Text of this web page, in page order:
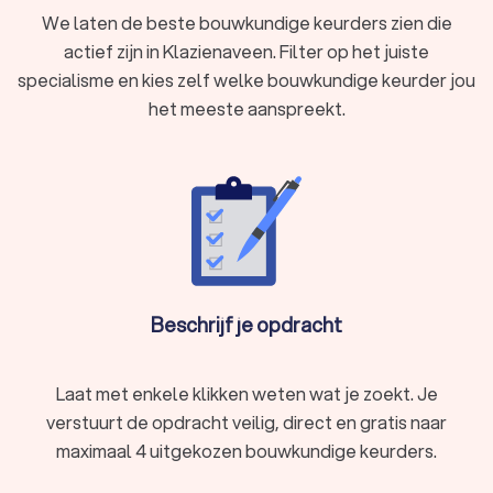
Hoe lang duurt een bouwkundige keuring?
Een bouwkundige keuring duurt gemiddeld twee tot drie uur,
afhankelijk van de grootte en complexiteit van het pand. Na
de keuring wordt het bouwkundig rapport meestal binnen een
paar dagen geleverd. Dit rapport geeft je een duidelijk beeld
Verschil bouwkundige en bouwtechnische
Een bouwtechnische keuring en een bouwkundige keuring zijn
in essentie hetzelfde. Beide termen worden gebruikt om een
grondige inspectie van de bouwtechnische staat van een
muren, daken, vloeren en installaties geïnspecteerd. Het doel
is om gebreken op te sporen en de onderhoudsstaat te
beoordelen.
We laten de beste bouwkundige keurders zien die
actief zijn in Klazienaveen. Filter op het juiste
specialisme en kies zelf welke bouwkundige keurder jou
het meeste aanspreekt.
Beschrijf je opdracht
Laat met enkele klikken weten wat je zoekt. Je
verstuurt de opdracht veilig, direct en gratis naar
maximaal 4 uitgekozen bouwkundige keurders.